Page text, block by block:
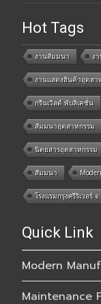
Hot Tags
งานสัมมนา ง
งานแสดงสินค้าอุตสา
กรีนเวิลด์ พับลิเคชั่น
สัมมนาอุตสาหกรรม
นิตยสารอุตสาหกรรม
สัมมนา
โรงแรมกรุงศรีริเวอร์
Quick Link
Modern
Maintenance